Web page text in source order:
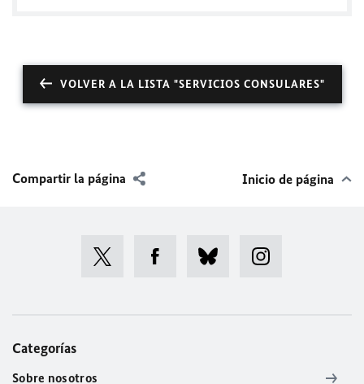
VOLVER A LA LISTA "SERVICIOS CONSULARES"
Compartir la página Inicio de página
Categorías
Sobre nosotros